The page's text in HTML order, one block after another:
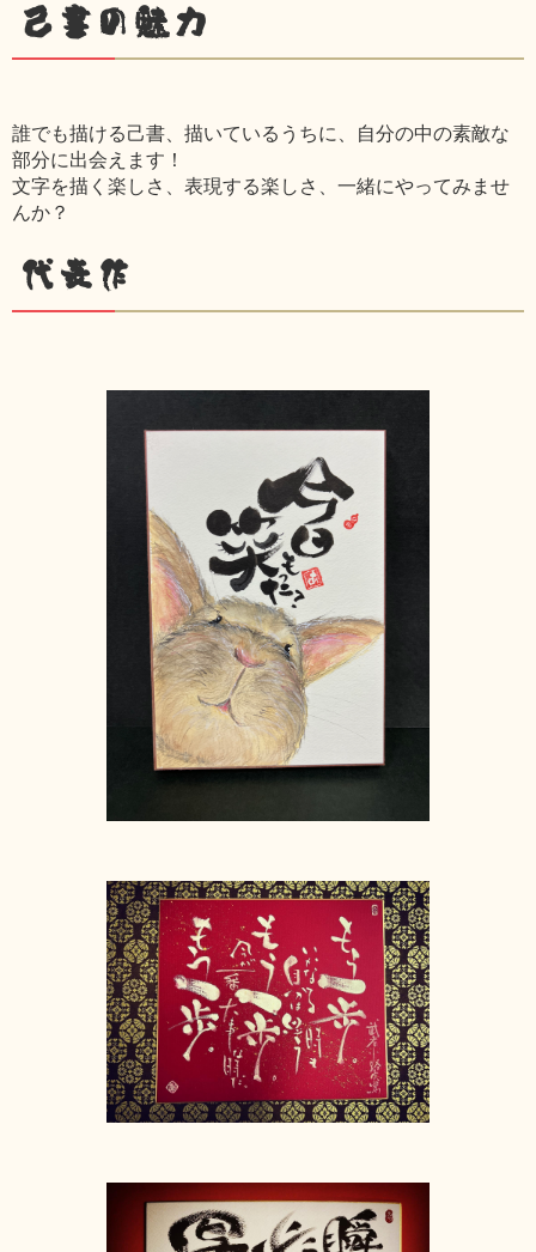
己書の魅力
誰でも描ける己書、描いているうちに、自分の中の素敵な
部分に出会えます！
文字を描く楽しさ、表現する楽しさ、一緒にやってみませ
んか？
代表作